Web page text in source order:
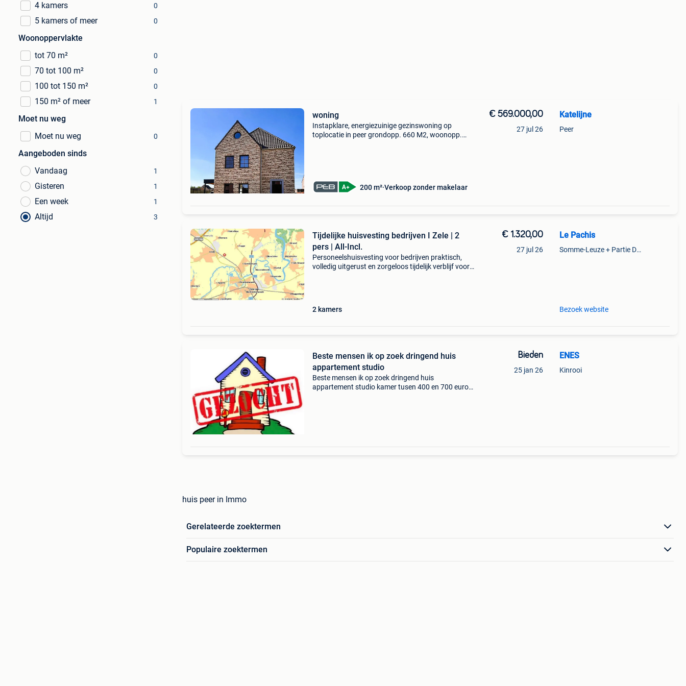
4 kamers 0
5 kamers of meer 0
Woonoppervlakte
tot 70 m²
0
70 tot 100 m² 0
100 tot 150 m² 0
150 m² of meer 1
Moet nu weg
Moet nu weg
0
Aangeboden sinds
Vandaag
1
Gisteren 1
Een week 1
Altijd 3
woning
Instapklare, energiezuinige gezinswoning op
toplocatie in peer grondopp. 660 M2, woonopp.
200 m² Verkoop zonder makelaar
€ 569.000,00
27 jul 26
Katelijne
Peer
Tijdelijke huisvesting bedrijven I Zele | 2
pers | All-Incl.
Personeelshuisvesting voor bedrijven praktisch,
volledig uitgerust en zorgeloos tijdelijk verblijf voor
2 kamers
€ 1.320,00
27 jul 26
Le Pachis
Somme-Leuze + Partie De Grandhan Et De Maffe
Bezoek website
Beste mensen ik op zoek dringend huis
appartement studio
Beste mensen ik op zoek dringend huis
appartement studio kamer tusen 400 en 700 euro
Bieden
25 jan 26
ENES
Kinrooi
huis peer in Immo
Gerelateerde zoektermen
Populaire zoektermen